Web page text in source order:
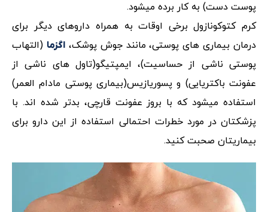
پوست دست) به کار برده میشود.
کرم کتوکونازول برخی اوقات به همراه داروهای دیگر برای
درمان بیماری های پوستی، مانند جوش پوشک،اگزما (التهاب
پوستی ناشی از حساسیت)، ایمپتیگو(تاول های ناشی از
عفونت باکتریایی) و پسوریازیس(بیماری پوستی مادام العمر)
استفاده میشود که با بروز عفونت قارچی، بدتر شده اند. با
پزشکتان در مورد خطرات احتمالی استفاده از این دارو برای
بیماریتان صحبت کنید.